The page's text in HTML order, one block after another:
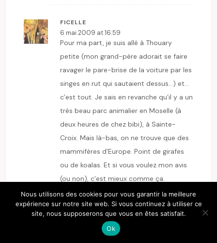
FICELLE
6 mai 2009 at 16:59
Pour ma part, je suis allé à Thouary
petite (mon grand-père adorait se faire
ravager le pare-brise de la voiture par les
singes en rut qui sautaient dessus…) et…
c’est tout. Je sais en revanche qu’il y a un
très beau parc animalier en Moselle (à
deux heures de chez bibi), à Sainte-
Croix. Mais là-bas, on ne trouve que des
mammifères d’Europe. Point de girafes
ou de koalas. Et si vous voulez mon avis
(ou non), c’est mieux comme ça.
répondre
E-ZABEL
Nous utilisons des cookies pour vous garantir la meilleure
expérience sur notre site web. Si vous continuez à utiliser ce
site, nous supposerons que vous en êtes satisfait.
Ok